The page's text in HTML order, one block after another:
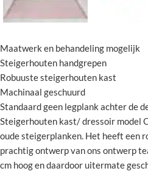
Maatwerk en behandeling mogelijk
Steigerhouten handgrepen
Robuuste steigerhouten kast
Machinaal geschuurd
Standaard geen legplank achter de
Steigerhouten kast/ dressoir model
oude steigerplanken. Het heeft een
prachtig ontwerp van ons ontwerp
cm hoog en daardoor uitermate